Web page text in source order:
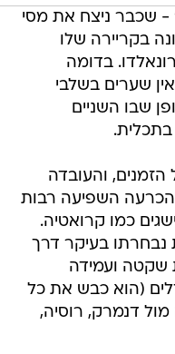
מודריץ' - שכבר ניצח את מסי
בקריירה שלו
בדומה
שערים בשלבי
שבו השניים
הזמנים, והעובדה
השפיעה רבות
כמו קרואטיה.
נבחרתו בעיקר דרך
ועמידה
(הוא כבש את כל
דנמרק, רוסיה,